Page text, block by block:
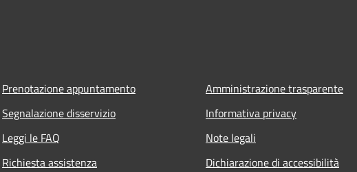
Prenotazione appuntamento
Segnalazione disservizio
Leggi le FAQ
Richiesta assistenza
Amministrazione trasparente
Informativa privacy
Note legali
Dichiarazione di accessibilità